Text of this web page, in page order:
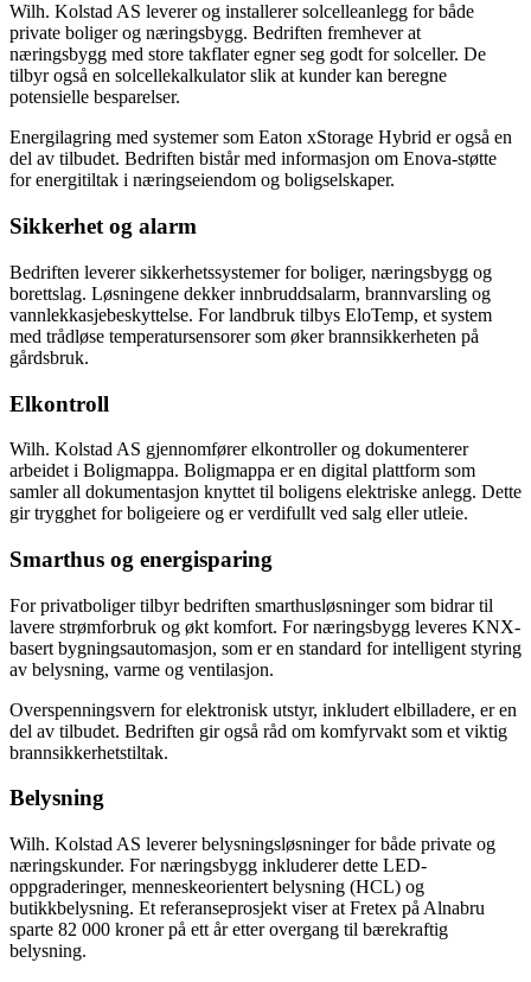
Wilh. Kolstad AS leverer og installerer solcelleanlegg for både
private boliger og næringsbygg. Bedriften fremhever at
næringsbygg med store takflater egner seg godt for solceller. De
tilbyr også en solcellekalkulator slik at kunder kan beregne
potensielle besparelser.
Energilagring med systemer som Eaton xStorage Hybrid er også en
del av tilbudet. Bedriften bistår med informasjon om Enova-støtte
for energitiltak i næringseiendom og boligselskaper.
Sikkerhet og alarm
Bedriften leverer sikkerhetssystemer for boliger, næringsbygg og
borettslag. Løsningene dekker innbruddsalarm, brannvarsling og
vannlekkasjebeskyttelse. For landbruk tilbys EloTemp, et system
med trådløse temperatursensorer som øker brannsikkerheten på
gårdsbruk.
Elkontroll
Wilh. Kolstad AS gjennomfører elkontroller og dokumenterer
arbeidet i Boligmappa. Boligmappa er en digital plattform som
samler all dokumentasjon knyttet til boligens elektriske anlegg. Dette
gir trygghet for boligeiere og er verdifullt ved salg eller utleie.
Smarthus og energisparing
For privatboliger tilbyr bedriften smarthusløsninger som bidrar til
lavere strømforbruk og økt komfort. For næringsbygg leveres KNX-
basert bygningsautomasjon, som er en standard for intelligent styring
av belysning, varme og ventilasjon.
Overspenningsvern for elektronisk utstyr, inkludert elbilladere, er en
del av tilbudet. Bedriften gir også råd om komfyrvakt som et viktig
brannsikkerhetstiltak.
Belysning
Wilh. Kolstad AS leverer belysningsløsninger for både private og
næringskunder. For næringsbygg inkluderer dette LED-
oppgraderinger, menneskeorientert belysning (HCL) og
butikkbelysning. Et referanseprosjekt viser at Fretex på Alnabru
sparte 82 000 kroner på ett år etter overgang til bærekraftig
belysning.